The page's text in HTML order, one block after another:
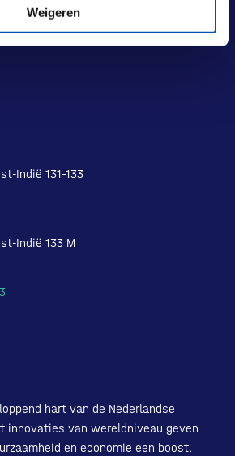
Weigeren
Indië 131-133
Indië 133 M
hart van de Nederlandse
innovaties van wereldniveau geven
en economie een boost.